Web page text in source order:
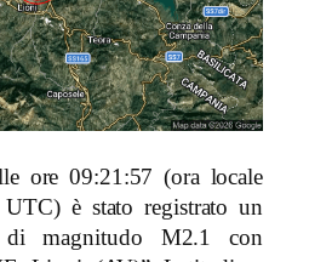
ore 09:21:57 (ora locale
è stato registrato un
di magnitudo M2.1 con